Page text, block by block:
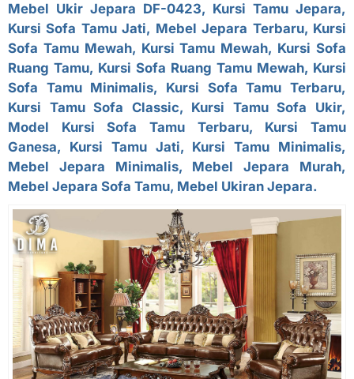
Mebel Ukir Jepara DF-0423, Kursi Tamu Jepara,
Kursi Sofa Tamu Jati, Mebel Jepara Terbaru, Kursi
Sofa Tamu Mewah, Kursi Tamu Mewah, Kursi Sofa
Ruang Tamu, Kursi Sofa Ruang Tamu Mewah, Kursi
Sofa Tamu Minimalis, Kursi Sofa Tamu Terbaru,
Kursi Tamu Sofa Classic, Kursi Tamu Sofa Ukir,
Model Kursi Sofa Tamu Terbaru, Kursi Tamu
Ganesa, Kursi Tamu Jati, Kursi Tamu Minimalis,
Mebel Jepara Minimalis, Mebel Jepara Murah,
Mebel Jepara Sofa Tamu, Mebel Ukiran Jepara.